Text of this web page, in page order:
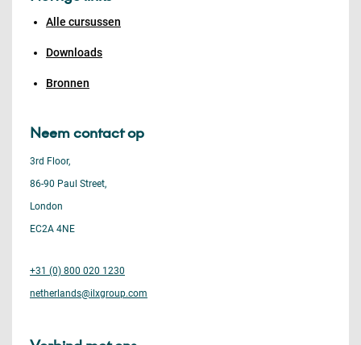
Alle cursussen
Downloads
Bronnen
Neem contact op
3rd Floor,
86-90 Paul Street,
London
EC2A 4NE
+31 (0) 800 020 1230
netherlands@ilxgroup.com